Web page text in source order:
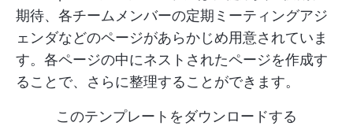
期待、各チームメンバーの定期ミーティングアジ
ェンダなどのページがあらかじめ用意されていま
す。各ページの中にネストされたページを作成す
ることで、さらに整理することができます。
このテンプレートをダウンロードする